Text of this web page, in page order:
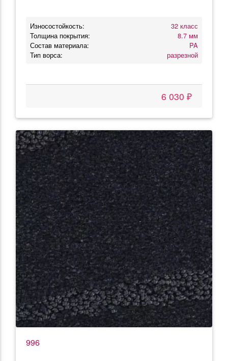
Износостойкость:
32 класс
Толщина покрытия:
8.7 мм
Состав материала:
PA
Тип ворса:
разрезной
6 030 ₽
996